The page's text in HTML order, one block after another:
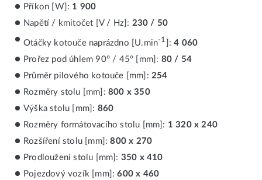
Příkon [W]: 1 900
Napětí / kmitočet [V / Hz]: 230 / 50
Otáčky kotouče naprázdno [U.min-1 ]:4 060
Prořez pod úhlem 90° / 45° [mm]: 80 / 54
Průměr pilového kotouče [mm]: 254
Rozměry stolu [mm]: 800 x 350
Výška stolu [mm]: 860
Rozměry formátovacího stolu [mm]: 1 320 x 240
Rozšíření stolu [mm]:800 x 270
Prodloužení stolu [mm]: 350 x 410
Pojezdový vozík [mm]:600 x 460